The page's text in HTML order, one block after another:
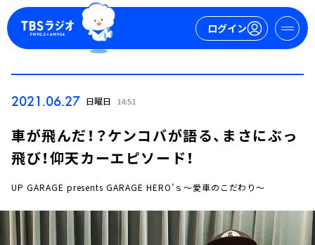
ログイン
2021.06.27 日曜日 14:51
車が飛んだ！？ケンコバが語る、まさにぶっ
飛び！仰天カーエピソード！
UP GARAGE presents GARAGE HERO’ｓ～愛車のこだわり～